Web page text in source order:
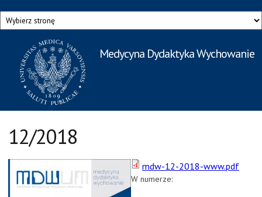
Przejdź do treści
Medycyna Dydaktyka Wychowanie
Rzecznik Prasowy
Warszawskiego Uniwersytetu Medycznego
12/2018
mdw-12-2018-www.pdf
W numerze: